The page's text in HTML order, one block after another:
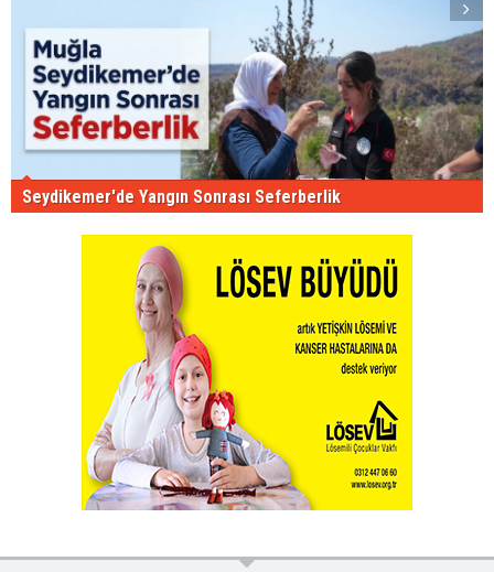
Seydikemer'de Yangın Sonrası Seferberlik